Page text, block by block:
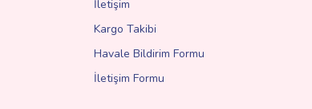
İletişim
Kargo Takibi
Havale Bildirim Formu
İletişim Formu